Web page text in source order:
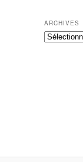
ARCHIVES
Archives